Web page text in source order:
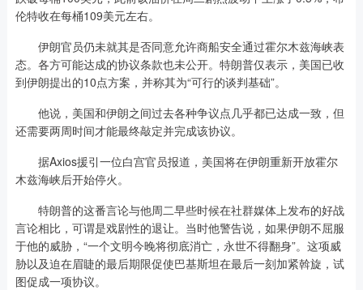
伦特收在每桶109美元左右。
伊朗官员仍未就其是否同意允许商船安全通过霍尔木兹海峡表
态。各方可能达成的协议条款也未公开。特朗普仅表示，美国已收
到伊朗提出的10点方案，并称其为“可行的谈判基础”。
他说，美国和伊朗之间过去各种争议点几乎都已达成一致，但
还需要两周时间才能最终敲定并完成该协议。
据Axios援引一位白宫官员报道，美国将在伊朗重新开放霍尔
木兹海峡后开始停火。
特朗普的这番言论与他周二早些时候在社群媒体上发布的好战
言论相比，可谓是戏剧性的退让。当时他警告说，如果伊朗不屈服
于他的威胁，“一个文明今晚将彻底消亡，永世不得翻身”。这项威
胁以及迫在眉睫的最后期限促使巴基斯坦在最后一刻加紧斡旋，试
图促成一项协议。